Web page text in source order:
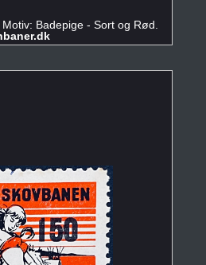
Badepige - Sort og Rød.